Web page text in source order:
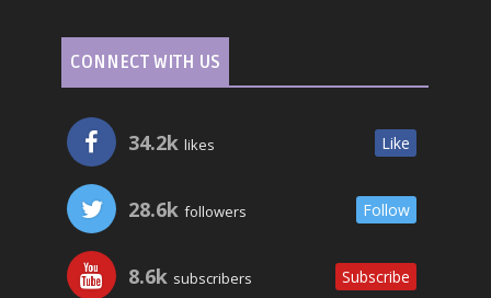
CONNECT WITH US
34.2k likes Like
28.6k followers Follow
8.6k subscribers Subscribe